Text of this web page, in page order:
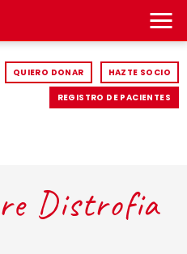
QUIERO DONAR HAZTE SOCIO
REGISTRO DE PACIENTES
Distrofia